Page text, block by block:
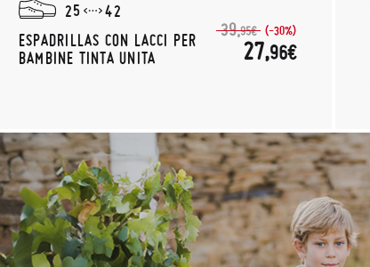
25
42
ESPADRILLAS CON LACCI PER
BAMBINE TINTA UNITA
39,95€ (-30%)
27,96€